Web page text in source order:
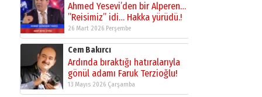
Ahmed Yesevi’den bir Alperen…
”Reisimiz” idi… Hakka yürüdü.!
26 Mart 2026 Perşembe
Cem Bakırcı
Ardında bıraktığı hatıralarıyla
gönül adamı Faruk Terzioğlu!
13 Mayıs 2026 Çarşamba